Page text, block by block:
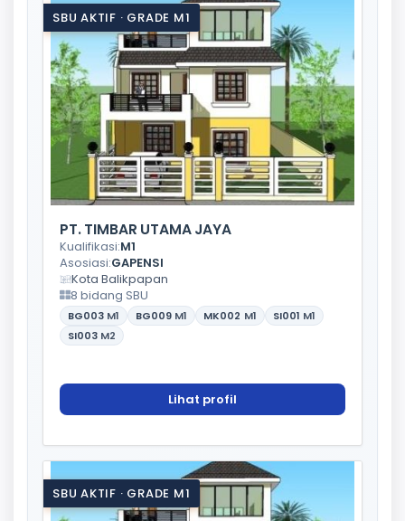
SBU AKTIF · GRADE M1
PT. TIMBAR UTAMA JAYA
Kualifikasi:M1
Asosiasi:GAPENSI
Kota Balikpapan
8 bidang SBU
BG003 M1 BG009 M1 MK002 M1 SI001 M1
SI003 M2
Lihat profil
SBU AKTIF · GRADE M1